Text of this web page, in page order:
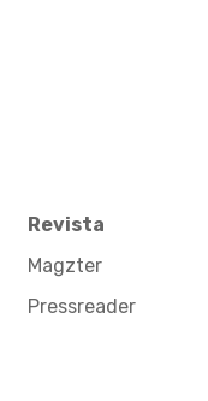
Revista
Magzter
Pressreader